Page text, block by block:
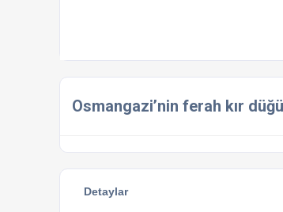
Osmangazi’nin ferah kır
Detaylar